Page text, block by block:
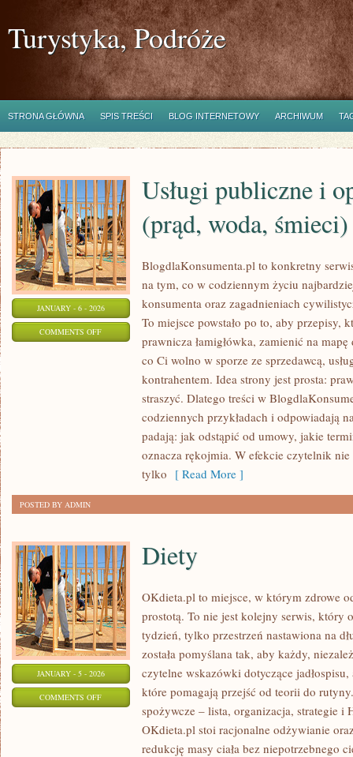
Turystyka, Podróże
STRONA GŁÓWNA SPIS TREŚCI BLOG INTERNETOWY ARCHIWUM
JANUARY - 6 - 2026
COMMENTS OFFON
Usługi publiczne i
(prąd, woda, śmieci)
BlogdlaKonsumenta.pl to konkretny
na tym, co w codziennym życiu
konsumenta oraz zagadnieniach
To miejsce powstało po to, aby przepisy,
prawnicza łamigłówka, zamienić na
co Ci wolno w sporze ze sprzedawcą,
kontrahentem. Idea strony jest prosta:
straszyć. Dlatego treści w
codziennych przykładach i odpowiadają
padają: jak odstąpić od umowy, jakie
oznacza rękojmia. W efekcie czytelnik
tylko [ Read More ]
POSTED BY ADMIN
JANUARY - 5 - 2026
COMMENTS OFFON
Diety
OKdieta.pl to miejsce, w którym zdrowe
prostotą. To nie jest kolejny serwis, który
tydzień, tylko przestrzeń nastawiona na
została pomyślana tak, aby każdy,
czytelne wskazówki dotyczące
które pomagają przejść od teorii do
spożywcze – lista, organizacja, strategie i
OKdieta.pl stoi racjonalne odżywianie
redukcję masy ciała bez niepotrzebnego